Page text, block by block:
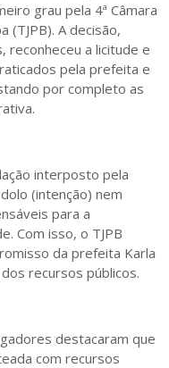
grau pela 4ª Câmara
(TJPB). A decisão,
reconheceu a licitude e
pela prefeita e
por completo as
interposto pela
(intenção) nem
para a
Com isso, o TJPB
da prefeita Karla
recursos públicos.
destacaram que
com recursos